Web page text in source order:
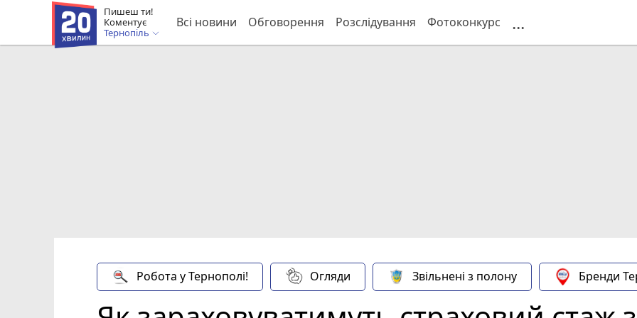
Пишеш ти!
Коментує
Тернопіль
Всі новини Обговорення Розслідування Фотоконкурс ...
Робота у Тернополі! Огляди Звільнені з полону Бренди